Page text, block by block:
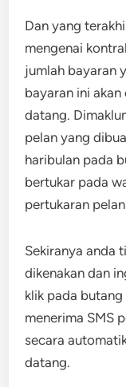
Dan yang
mengenai
jumlah bayaran
bayaran ini
datang.
pelan yang
haribulan pada
bertukar pada
pertukaran
Sekiranya anda
dikenakan dan
klik pada butang
menerima SMS
secara
datang.